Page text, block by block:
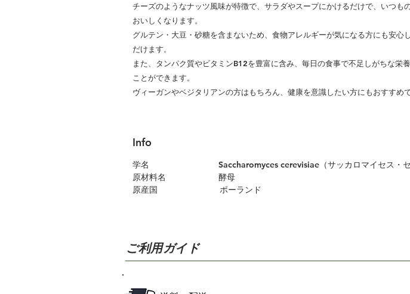
チーズのようなナッツ風味が特徴で、サラダやスープにかけるだけで、いつも
おいしくなります。
グルテン・大豆・砂糖を含まないため、食物アレルギーが気になる方にも安心
だけます。
また、タンパク質やビタミンB12を豊富に含み、毎日の食事で不足しがちな栄
ことができます。
ヴィーガンやベジタリアンの方はもちろん、健康を意識したい方にもおすすめで
Info
学名
Saccharomyces cerevisiae（サッカロマイセス・セレ
原材料名
酵母
原産国
ポーランド
ご利用ガイド